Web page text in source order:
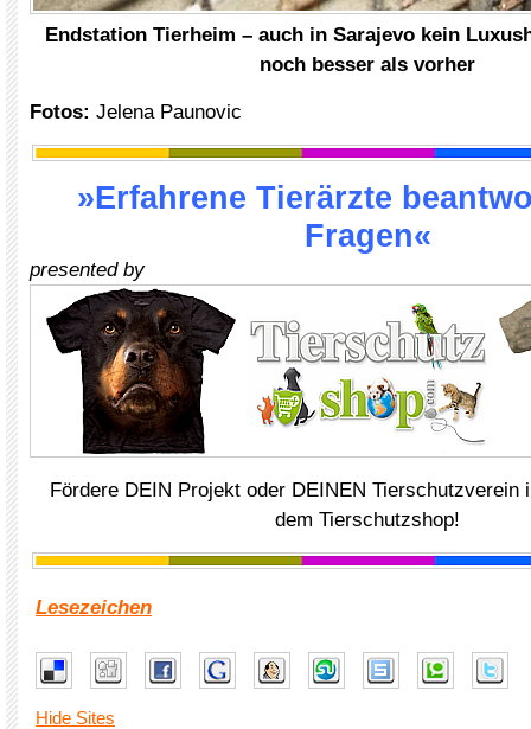
Endstation Tierheim – auch in Sarajevo kein
noch besser als vorher
Fotos: Jelena Paunovic
»Erfahrene Tierärzte
Fragen«
presented by
Fördere DEIN Projekt oder DEINEN Tierschutzverein
dem Tierschutzshop!
Lesezeichen
Hide Sites